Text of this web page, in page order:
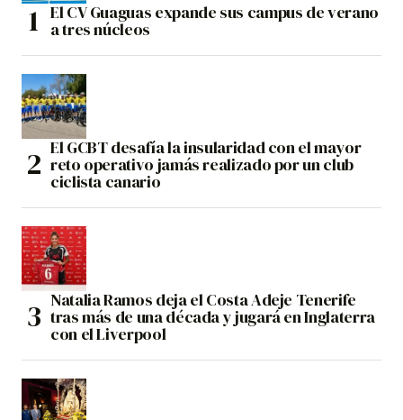
El CV Guaguas expande sus campus de verano
a tres núcleos
El GCBT desafía la insularidad con el mayor
reto operativo jamás realizado por un club
ciclista canario
Natalia Ramos deja el Costa Adeje Tenerife
tras más de una década y jugará en Inglaterra
con el Liverpool